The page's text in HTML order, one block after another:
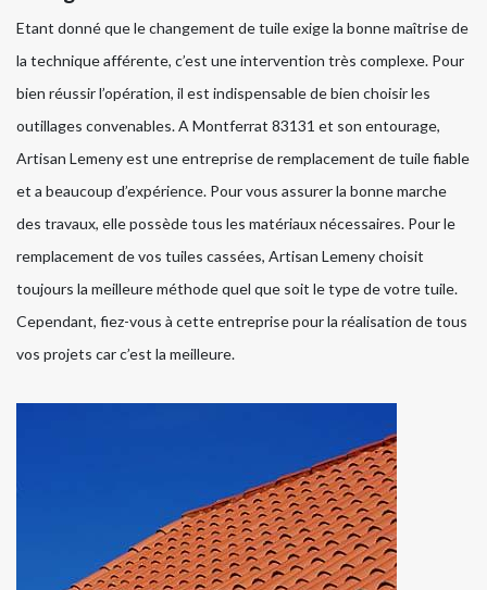
Etant donné que le changement de tuile exige la bonne maîtrise de
la technique afférente, c’est une intervention très complexe. Pour
bien réussir l’opération, il est indispensable de bien choisir les
outillages convenables. A Montferrat 83131 et son entourage,
Artisan Lemeny est une entreprise de remplacement de tuile fiable
et a beaucoup d’expérience. Pour vous assurer la bonne marche
des travaux, elle possède tous les matériaux nécessaires. Pour le
remplacement de vos tuiles cassées, Artisan Lemeny choisit
toujours la meilleure méthode quel que soit le type de votre tuile.
Cependant, fiez-vous à cette entreprise pour la réalisation de tous
vos projets car c’est la meilleure.